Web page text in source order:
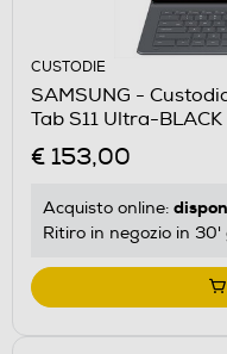
CUSTODIE
SAMSUNG -
Tab S11 Ultra-BLACK
€ 153,00
Acquisto online:
Ritiro in negozio in